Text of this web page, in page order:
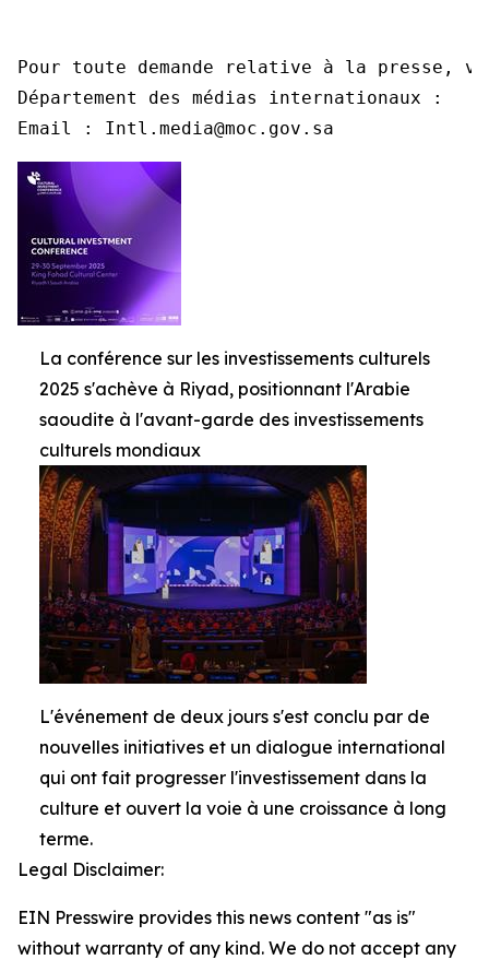
Pour toute demande relative à la presse,
Département des médias internationaux :
Email : Intl.media@moc.gov.sa
La conférence sur les investissements culturels
2025 s'achève à Riyad, positionnant l'Arabie
saoudite à l'avant-garde des investissements
culturels mondiaux
L'événement de deux jours s'est conclu par de
nouvelles initiatives et un dialogue international
qui ont fait progresser l'investissement dans la
culture et ouvert la voie à une croissance à long
terme.
Legal Disclaimer:
EIN Presswire provides this news content "as is"
without warranty of any kind. We do not accept any